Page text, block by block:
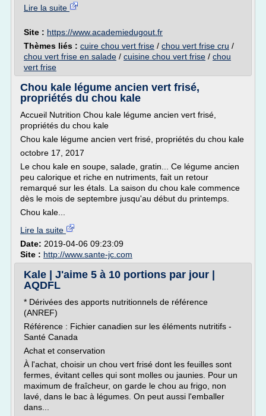
Lire la suite
Site : https://www.academiedugout.fr
Thèmes liés : cuire chou vert frise / chou vert frise cru /
chou vert frise en salade / cuisine chou vert frise / chou
vert frise
Chou kale légume ancien vert frisé,
propriétés du chou kale
Accueil Nutrition Chou kale légume ancien vert frisé,
propriétés du chou kale
Chou kale légume ancien vert frisé, propriétés du chou kale
octobre 17, 2017
Le chou kale en soupe, salade, gratin... Ce légume ancien
peu calorique et riche en nutriments, fait un retour
remarqué sur les étals. La saison du chou kale commence
dès le mois de septembre jusqu'au début du printemps.
Chou kale...
Lire la suite
Date: 2019-04-06 09:23:09
Site : http://www.sante-jc.com
Kale | J'aime 5 à 10 portions par jour |
AQDFL
* Dérivées des apports nutritionnels de référence
(ANREF)
Référence : Fichier canadien sur les éléments nutritifs -
Santé Canada
Achat et conservation
À l'achat, choisir un chou vert frisé dont les feuilles sont
fermes, évitant celles qui sont molles ou jaunies. Pour un
maximum de fraîcheur, on garde le chou au frigo, non
lavé, dans le bac à légumes. On peut aussi l'emballer
dans...